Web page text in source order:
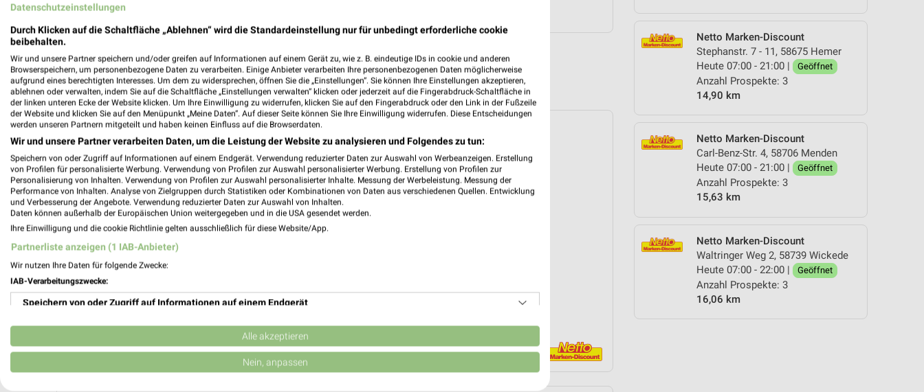
Netto Marken-Discount
Stephanstr. 7 - 11, 58675 Hemer
Heute 07:00 - 21:00 |
Geöffnet
Anzahl Prospekte: 3
14,90 km
Netto Marken-Discount
Carl-Benz-Str. 4, 58706 Menden
Heute 07:00 - 21:00 |
Geöffnet
Anzahl Prospekte: 3
15,63 km
Netto Marken-Discount
Waltringer Weg 2, 58739 Wickede
Heute 07:00 - 22:00 |
Geöffnet
Anzahl Prospekte: 3
16,06 km
ÖPNV ANZEIGEN
Aktuelle Angebote in dieser Filiale
Anzahl Prospekte: 3
Letztes Prospektupdate: vor 5 Tagen
Netto Marken-Discount Prospekt für Sundern
(Sauerland) ab Mo. den 03.08.
Gültig von 03. Aug. bis 08. Aug.
📅 Kalendereintrag erstellen
PROSPEKT BLÄTTERN
Datenschutzeinstellungen
Durch Klicken auf die Schaltfläche „Ablehnen“ wird die Standardeinstellung nur für unbedingt erforderliche cookie
beibehalten.
Wir und unsere Partner speichern und/oder greifen auf Informationen auf einem Gerät zu, wie z. B. eindeutige IDs in cookie und anderen
Browserspeichern, um personenbezogene Daten zu verarbeiten. Einige Anbieter verarbeiten Ihre personenbezogenen Daten möglicherweise
aufgrund eines berechtigten Interesses. Um dem zu widersprechen, öffnen Sie die „Einstellungen“. Sie können Ihre Einstellungen akzeptieren,
ablehnen oder verwalten, indem Sie auf die Schaltfläche „Einstellungen verwalten“ klicken oder jederzeit auf die Fingerabdruck-Schaltfläche in
der linken unteren Ecke der Website klicken. Um Ihre Einwilligung zu widerrufen, klicken Sie auf den Fingerabdruck oder den Link in der Fußzeile
der Website und klicken Sie auf den Menüpunkt „Meine Daten“. Auf dieser Seite können Sie Ihre Einwilligung widerrufen. Diese Entscheidungen
werden unseren Partnern mitgeteilt und haben keinen Einfluss auf die Browserdaten.
Wir und unsere Partner verarbeiten Daten, um die Leistung der Website zu analysieren und Folgendes zu tun:
Speichern von oder Zugriff auf Informationen auf einem Endgerät. Verwendung reduzierter Daten zur Auswahl von Werbeanzeigen. Erstellung
von Profilen für personalisierte Werbung. Verwendung von Profilen zur Auswahl personalisierter Werbung. Erstellung von Profilen zur
Personalisierung von Inhalten. Verwendung von Profilen zur Auswahl personalisierter Inhalte. Messung der Werbeleistung. Messung der
Performance von Inhalten. Analyse von Zielgruppen durch Statistiken oder Kombinationen von Daten aus verschiedenen Quellen. Entwicklung
und Verbesserung der Angebote. Verwendung reduzierter Daten zur Auswahl von Inhalten.
Daten können außerhalb der Europäischen Union weitergegeben und in die USA gesendet werden.
Ihre Einwilligung und die cookie Richtlinie gelten ausschließlich für diese Website/App.
Partnerliste anzeigen (1 IAB-Anbieter)
Wir nutzen Ihre Daten für folgende Zwecke:
IAB-Verarbeitungszwecke:
Speichern von oder Zugriff auf Informationen auf einem Endgerät
Verwendung reduzierter Daten zur Auswahl von Werbeanzeigen
Erstellung von Profilen für personalisierte Werbung
Alle akzeptieren
Nein, anpassen